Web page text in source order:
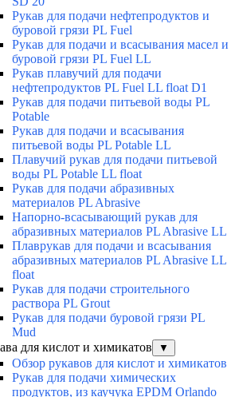
Рукав для подачи нефтепродуктов и
буровой грязи PL Fuel
Рукав для подачи и всасывания масел и
буровой грязи PL Fuel LL
Рукав плавучий для подачи
нефтепродуктов PL Fuel LL float D1
Рукав для подачи питьевой воды PL
Potable
Рукав для подачи и всасывания
питьевой воды PL Potable LL
Плавучий рукав для подачи питьевой
воды PL Potable LL float
Рукав для подачи абразивных
материалов PL Abrasive
Напорно-всасывающий рукав для
абразивных материалов PL Abrasive LL
Плаврукав для подачи и всасывания
абразивных материалов PL Abrasive LL
float
Рукав для подачи строительного
раствора PL Grout
Рукав для подачи буровой грязи PL
Mud
для кислот и химикатов
▼
Обзор рукавов для кислот и химикатов
Рукав для подачи химических
продуктов, из каучука EPDM Orlando